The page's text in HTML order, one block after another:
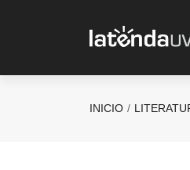
INICIO